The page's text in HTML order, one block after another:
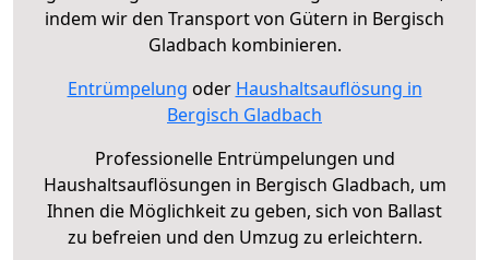
indem wir den Transport von Gütern in Bergisch
Gladbach kombinieren.
Entrümpelung oder Haushaltsauflösung in
Bergisch Gladbach
Professionelle Entrümpelungen und
Haushaltsauflösungen in Bergisch Gladbach, um
Ihnen die Möglichkeit zu geben, sich von Ballast
zu befreien und den Umzug zu erleichtern.